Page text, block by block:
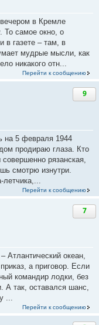
в Кремле
То самое окно, о
в газете – там, в
мудрые мысли, как
никакого отн...
Перейти к сообщению
9
на 5 февраля 1944
продираю глаза. Кто
рязанская,
смотрю изнутри.
летчика,...
Перейти к сообщению
7
Атлантический океан,
а приговор. Если
командир лодки, без
А так, оставался шанс,
...
Перейти к сообщению